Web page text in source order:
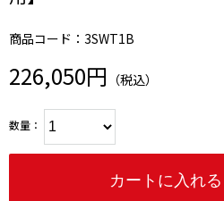
商品コード：3SWT1B
226,050円 （税込）
数量：